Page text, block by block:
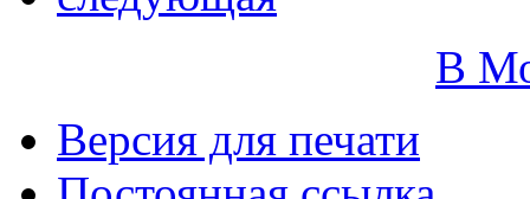
В
Версия для печати